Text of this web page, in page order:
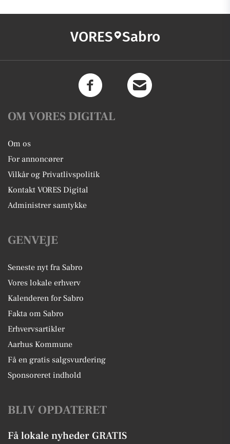
VORES Sabro
OM VORES DIGITAL
Om os
For annoncører
Vilkår og Privatlivspolitik
Kontakt VORES Digital
Administrer samtykke
GENVEJE
Seneste nyt fra Sabro
Vores lokale erhverv
Kalenderen for Sabro
Fakta om Sabro
Erhvervsartikler
Aarhus Kommune
Få en gratis salgsvurdering
Sponsoreret indhold
BLIV OPDATERET
Få lokale nyheder GRATIS